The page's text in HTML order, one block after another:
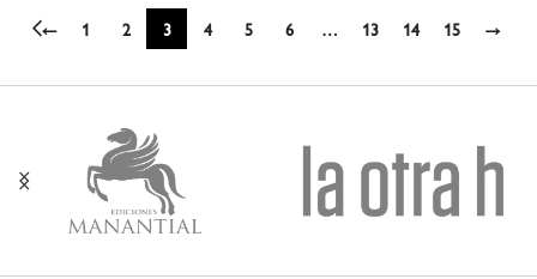
← 1 2 3 4 5 6 … 13 14 15 →